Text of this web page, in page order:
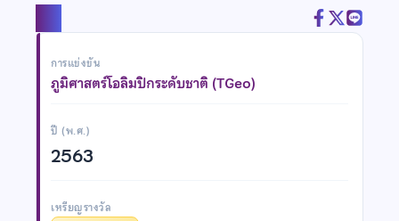
การแข่งขัน
ภูมิศาสตร์โอลิมปิกระดับชาติ (TGeo)
ปี (พ.ศ.)
2563
เหรียญรางวัล